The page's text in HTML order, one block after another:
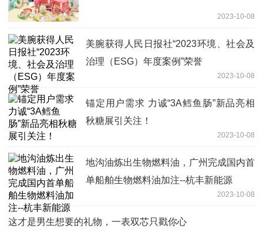
2023-10-08
美腕获得人民日报社“2023环境、社会及
治理（ESG）年度案例”荣誉
2023-10-08
锚定用户需求 力诚“3A鳕鱼肠”新品亮相
秋糖展引关注！
2023-10-08
地沟油炼出生物燃料油，广州完成国内首
单船舶生物燃料油加注--杭丰新能源
2023-10-08
这才是男生想要的礼物，一表双芯只戳你心